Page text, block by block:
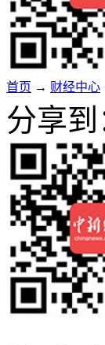
首页 → 财经中心
分享到